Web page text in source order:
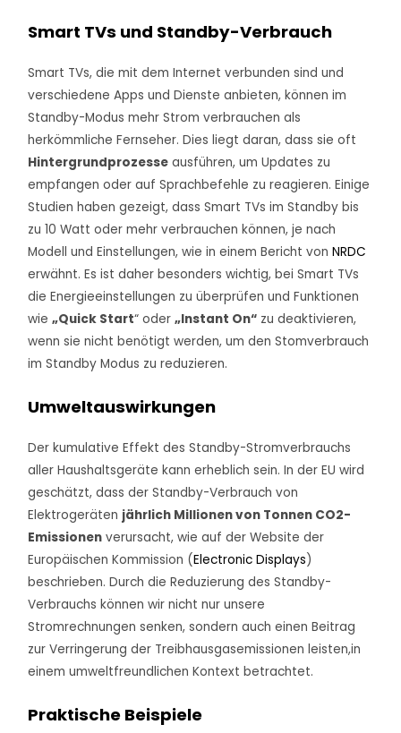
Smart TVs und Standby-Verbrauch
Smart TVs, die mit dem Internet verbunden sind und
verschiedene Apps und Dienste anbieten, können im
Standby-Modus mehr Strom verbrauchen als
herkömmliche Fernseher. Dies liegt daran, dass sie oft
Hintergrundprozesse ausführen, um Updates zu
empfangen oder auf Sprachbefehle zu reagieren. Einige
Studien haben gezeigt, dass Smart TVs im Standby bis
zu 10 Watt oder mehr verbrauchen können, je nach
Modell und Einstellungen, wie in einem Bericht vonNRDC
erwähnt. Es ist daher besonders wichtig, bei Smart TVs
die Energieeinstellungen zu überprüfen und Funktionen
wie„Quick Start“ oder„Instant On“ zu deaktivieren,
wenn sie nicht benötigt werden, um den Stomverbrauch
im Standby Modus zu reduzieren.
Umweltauswirkungen
Der kumulative Effekt des Standby-Stromverbrauchs
aller Haushaltsgeräte kann erheblich sein. In der EU wird
geschätzt, dass der Standby-Verbrauch von
Elektrogeräten jährlich Millionen von Tonnen CO2-
Emissionen verursacht, wie auf der Website der
Europäischen Kommission (Electronic Displays)
beschrieben. Durch die Reduzierung des Standby-
Verbrauchs können wir nicht nur unsere
Stromrechnungen senken, sondern auch einen Beitrag
zur Verringerung der Treibhausgasemissionen leisten,in
einem umweltfreundlichen Kontext betrachtet.
Praktische Beispiele